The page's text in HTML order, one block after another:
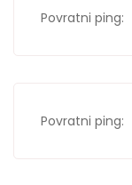
Povratni ping:
Povratni ping: